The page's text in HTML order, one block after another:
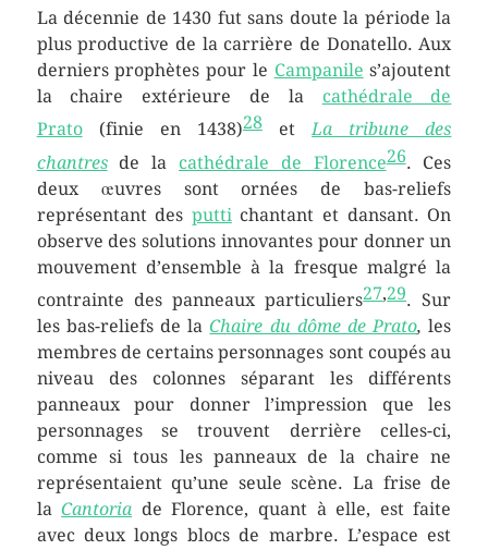
La décennie de 1430 fut sans doute la période la
plus productive de la carrière de Donatello. Aux
derniers prophètes pour le Campanile s’ajoutent
la chaire extérieure de la cathédrale de
Prato(finie en 1438)28etLa tribune des
chantresde la cathédrale de Florence26. Ces
deux œuvres sont ornées de bas-reliefs
représentant des puttichantant et dansant. On
observe des solutions innovantes pour donner un
mouvement d’ensemble à la fresque malgré la
contrainte des panneaux particuliers27,29. Sur
les bas-reliefs de laChaire du dôme de Prato, les
membres de certains personnages sont coupés au
niveau des colonnes séparant les différents
panneaux pour donner l’impression que les
personnages se trouvent derrière celles-ci,
comme si tous les panneaux de la chaire ne
représentaient qu’une seule scène. La frise de
laCantoria de Florence, quant à elle, est faite
avec deux longs blocs de marbre. L’espace est